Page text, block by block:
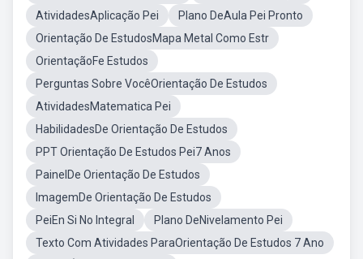
AtividadesAplicação Pei
Plano DeAula Pei Pronto
Orientação De EstudosMapa Metal Como Estr
OrientaçãoFe Estudos
Perguntas Sobre VocêOrientação De Estudos
AtividadesMatematica Pei
HabilidadesDe Orientação De Estudos
PPT Orientação De Estudos Pei7 Anos
PainelDe Orientação De Estudos
ImagemDe Orientação De Estudos
PeiEn Si No Integral
Plano DeNivelamento Pei
Texto Com Atividades ParaOrientação De Estudos 7 Ano